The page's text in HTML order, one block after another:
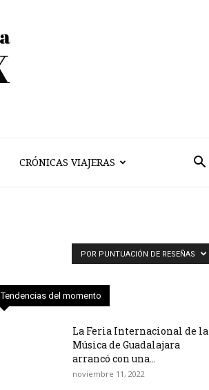
CRÓNICAS VIAJERAS
POR PUNTUACIÓN DE RESEÑAS
Tendencias del momento
La Feria Internacional de la
Música de Guadalajara
arrancó con una...
noviembre 11, 2022